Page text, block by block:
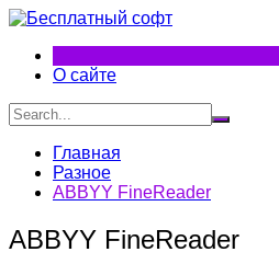
Перейти
содержимому
О сайте
Главная
Разное
ABBYY FineReader
ABBYY FineReader